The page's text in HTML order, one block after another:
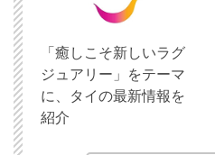
「癒しこそ新しいラグ
ジュアリー」をテーマ
に、タイの最新情報を
紹介